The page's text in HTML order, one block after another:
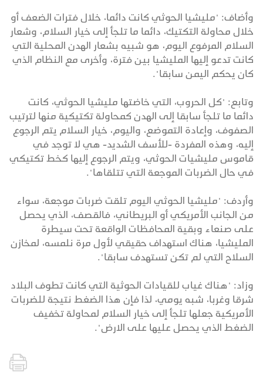
وأضاف: "مليشيا الحوثي كانت دائما، خلال فترات الضعف أو
خلال محاولة التكتيك، دائما ما تلجأ إلى خيار السلام، وشعار
السلام المرفوع اليوم، هو شبيه بشعار الهدن المحلية التي
كانت تدعو إليها المليشيا بين فترة، وأخرى مع النظام الذي
كان يحكم اليمن سابقا".
وتابع: "كل الحروب، التي خاضتها مليشيا الحوثي، كانت
دائما ما تلجأ سابقا إلى الهدن كمحاولة تكتيكية منها لترتيب
الصفوف، وإعادة التموضع، واليوم، خيار السلام يتم الرجوع
إليه، وهذه المفردة -للأسف الشديد- هي لا توجد في
قاموس مليشيات الحوثي، ويتم الرجوع إليها كخط تكتيكي
في حال الضربات الموجعة التي تتلقاها".
وأردف: "مليشيا الحوثي اليوم تلقت ضربات موجعة، سواء
من الجانب الأمريكي أو البريطاني، فالقصف، الذي يحصل
على صنعاء وبقية المحافظات الواقعة تحت سيطرة
المليشيا، هناك استهداف حقيقي لأول مرة نلمسه، لمخازن
السلاح التي لم تكن تستهدف سابقا".
وزاد: "هناك غياب للقيادات الحوثية التي كانت تطوف البلاد
شرقا وغربا، شبه يومي، لذا فإن هذا الضغط نتيجة للضربات
الأمريكية جعلها تلجأ إلى خيار السلام لمحاولة تخفيف
الضغط الذي يحصل عليها على الارض".